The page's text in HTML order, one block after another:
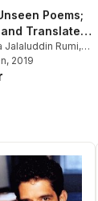
Poems;
Translated
Gooch and
Mortaz
Jalaluddin Rumi,
,Maryam
, 2019